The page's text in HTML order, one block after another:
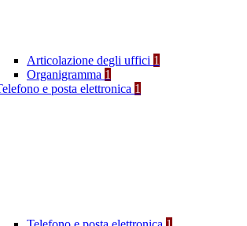
Articolazione degli uffici 1
Organigramma 1
e posta elettronica 1